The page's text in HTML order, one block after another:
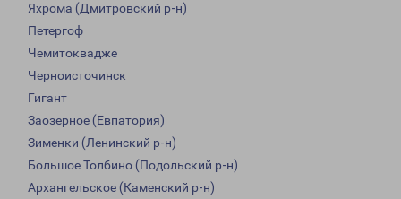
Яхрома (Дмитровский р-н)
Петергоф
Чемитоквадже
Черноисточинск
Гигант
Заозерное (Евпатория)
Зименки (Ленинский р-н)
Большое Толбино (Подольский р-н)
Архангельское (Каменский р-н)